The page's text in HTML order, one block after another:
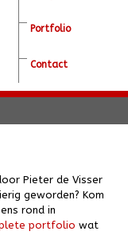
Portfolio
Contact
Pieter de Visser
geworden? Kom
rond in
portfolio wat